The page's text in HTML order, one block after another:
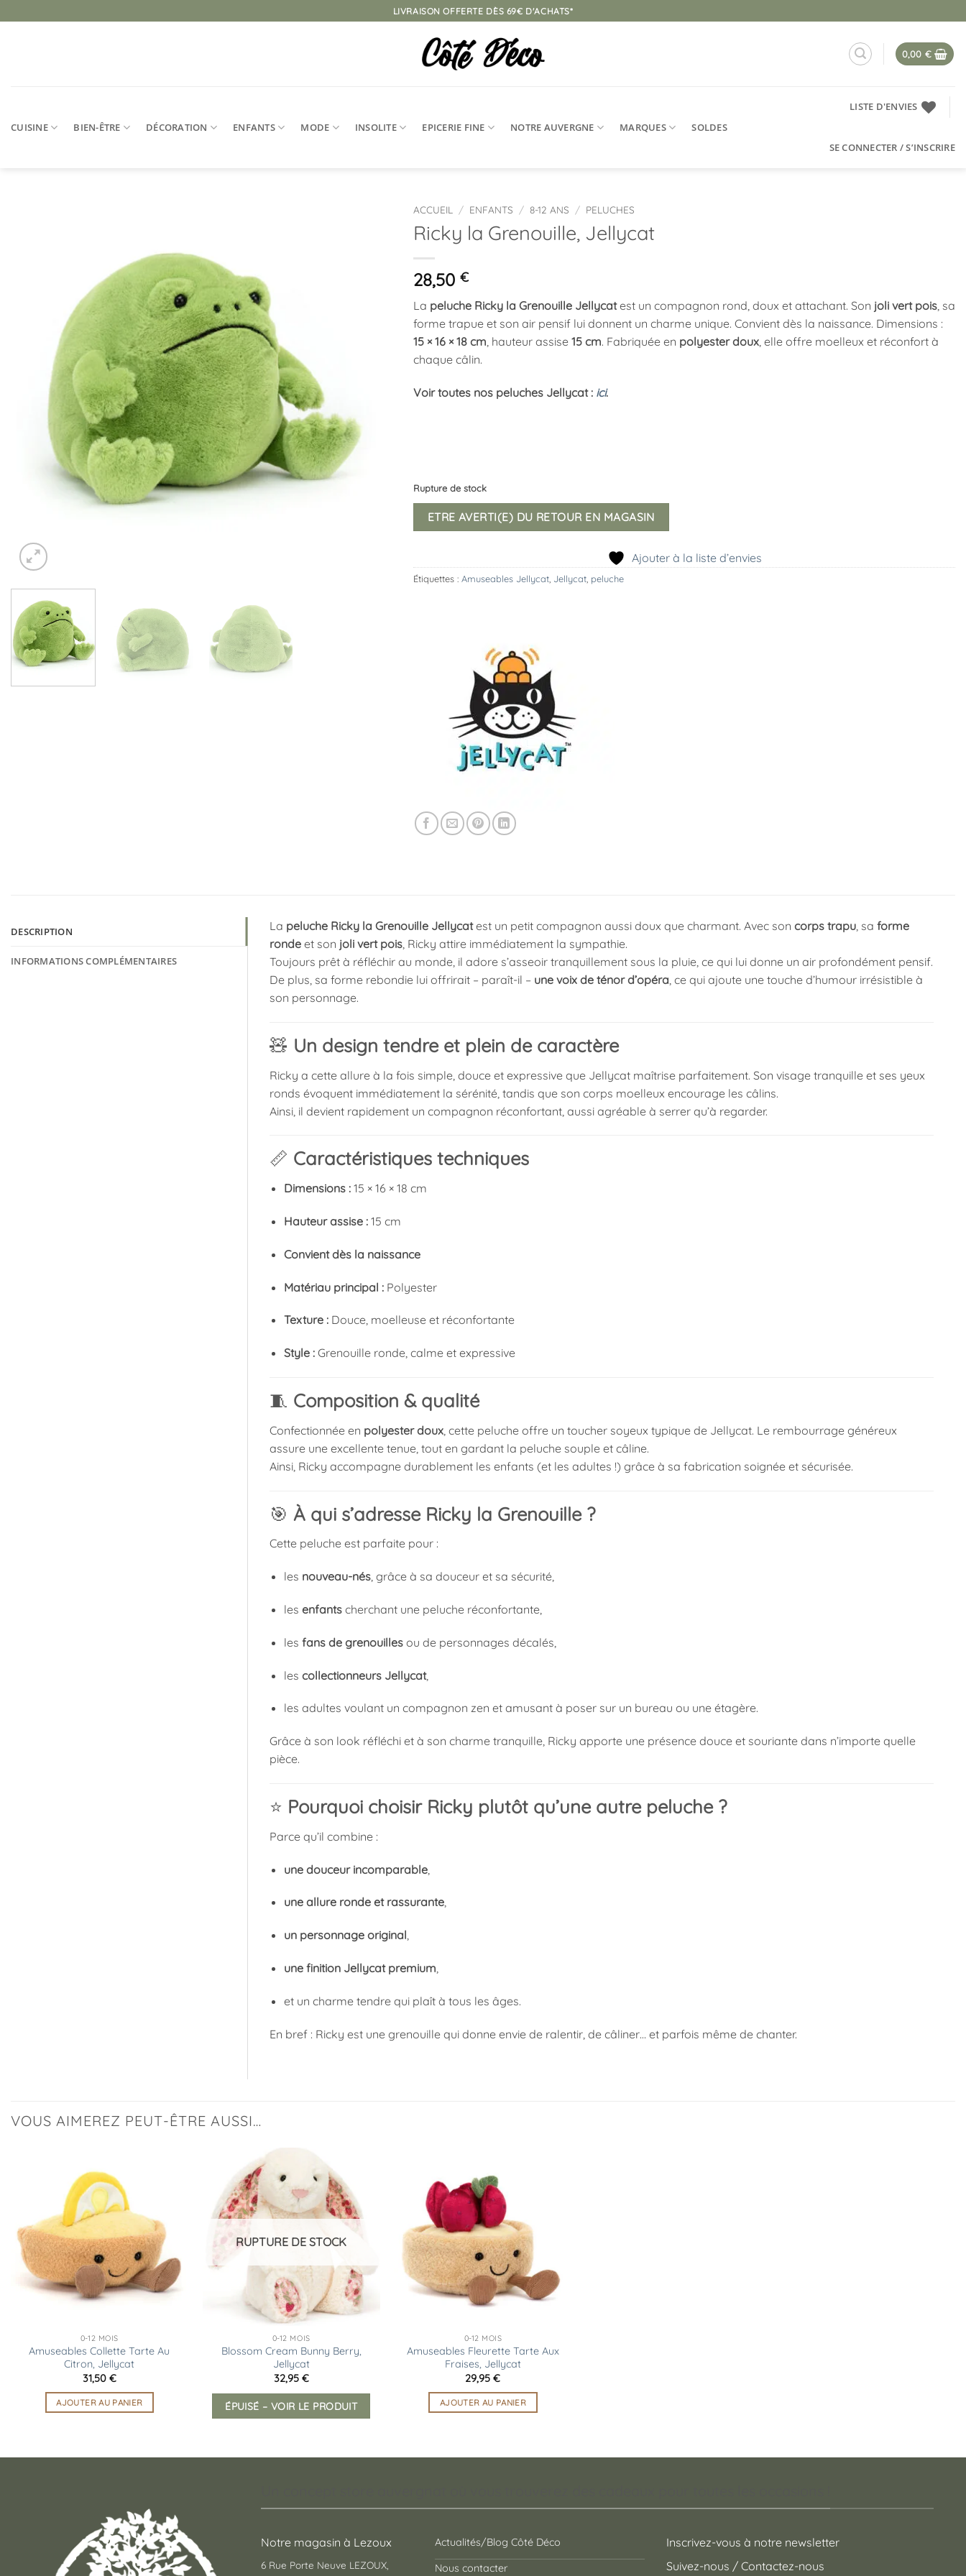
au
LIVRAISON OFFERTE DÈS 69€ D'ACHATS*
0,00 €
CUISINE BIEN-ÊTRE DÉCORATION ENFANTS MODE INSOLITE EPICERIE FINE NOTRE AUVERGNE MARQUES SOLDES
LISTE D'ENVIES
SE CONNECTER / S’INSCRIRE
ACCUEIL / ENFANTS / 8-12 ANS / PELUCHES
Ricky la Grenouille, Jellycat
28,50 €
La peluche Ricky la Grenouille Jellycatest un compagnon rond, doux et attachant. Son joli vert pois , sa
forme trapue et son air pensif lui donnent un charme unique. Convient dès la naissance. Dimensions :
15 × 16 × 18 cm , hauteur assise 15 cm. Fabriquée en polyester doux , elle offre moelleux et réconfort à
chaque câlin.
Voir toutes nos peluches Jellycat : ici.
Rupture de stock
ETRE AVERTI(E) DU RETOUR EN MAGASIN
Ajouter à la liste d’envies
Étiquettes : Amuseables Jellycat Jellycat peluche
DESCRIPTION
INFORMATIONS COMPLÉMENTAIRES
La peluche Ricky la Grenouille Jellycatest un petit compagnon aussi doux que charmant. Avec son corps trapu, sa forme
rondeet son joli vert pois, Ricky attire immédiatement la sympathie.
Toujours prêt à réfléchir au monde, il adore s’asseoir tranquillement sous la pluie, ce qui lui donne un air profondément pensif.
De plus, sa forme rebondie lui offrirait – paraît-il – une voix de ténor d’opéra, ce qui ajoute une touche d’humour irrésistible à
son personnage.
🧸 Un design tendre et plein de caractère
Ricky a cette allure à la fois simple, douce et expressive que Jellycat maîtrise parfaitement. Son visage tranquille et ses yeux
ronds évoquent immédiatement la sérénité, tandis que son corps moelleux encourage les câlins.
Ainsi, il devient rapidement un compagnon réconfortant, aussi agréable à serrer qu’à regarder.
📏 Caractéristiques techniques
Dimensions : 15 × 16 × 18 cm
Hauteur assise : 15 cm
Convient dès la naissance
Matériau principal : Polyester
Texture : Douce, moelleuse et réconfortante
Style : Grenouille ronde, calme et expressive
🧵 Composition & qualité
Confectionnée en polyester doux, cette peluche offre un toucher soyeux typique de Jellycat. Le rembourrage généreux
assure une excellente tenue, tout en gardant la peluche souple et câline.
Ainsi, Ricky accompagne durablement les enfants (et les adultes !) grâce à sa fabrication soignée et sécurisée.
🎯 À qui s’adresse Ricky la Grenouille ?
Cette peluche est parfaite pour :
les nouveau-nés, grâce à sa douceur et sa sécurité,
lesenfants cherchant une peluche réconfortante,
lesfans de grenouilles ou de personnages décalés,
lescollectionneurs Jellycat,
les adultes voulant un compagnon zen et amusant à poser sur un bureau ou une étagère.
Grâce à son look réfléchi et à son charme tranquille, Ricky apporte une présence douce et souriante dans n’importe quelle
pièce.
⭐ Pourquoi choisir Ricky plutôt qu’une autre peluche ?
Parce qu’il combine :
une douceur incomparable
une allure ronde et rassurante,
un personnage original,
une finition Jellycat premium
et un charme tendre qui plaît à tous les âges.
En bref : Ricky est une grenouille qui donne envie de ralentir, de câliner… et parfois même de chanter.
VOUS AIMEREZ PEUT-ÊTRE AUSSI…
d’envies
0-12 MOIS
Amuseables Collette Tarte Au
Citron, Jellycat
31,50 €
AJOUTER AU PANIER
Ajouter
à la
liste
d’envies
RUPTURE DE STOCK
0-12 MOIS
Blossom Cream Bunny Berry,
Jellycat
32,95 €
ÉPUISÉ – VOIR LE PRODUIT
0-12 MOIS
Amuseables Fleurette Tarte Aux
Fraises, Jellycat
29,95€
AJOUTER AU PANIER
Notre magasin à Lezoux
6 Rue Porte Neuve LEZOUX,
Actualités/Blog Côté Déco
Nous contacter
Inscrivez-vous à notre newsletter
Suivez-nous / Contactez-nous